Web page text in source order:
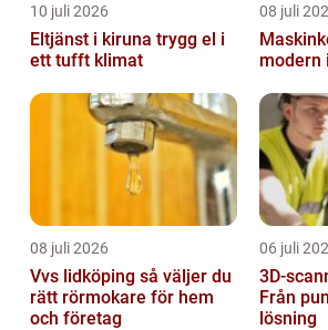
10 juli 2026
Eltjänst i kiruna trygg el i
ett tufft klimat
08 juli
modern
08 juli 2026
Vvs lidköping så väljer du
rätt rörmokare för hem
och företag
06 juli
3D-
Från
lösning